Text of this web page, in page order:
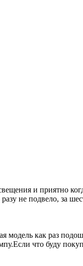
и приятно
не подвело, за
модель как раз
что буду